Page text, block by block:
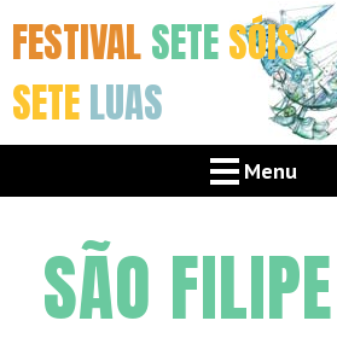
FESTIVALSETESÓIS
SETELUAS
Menu
SÃO FILIPE